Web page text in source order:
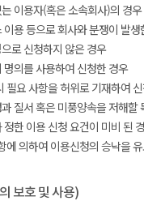
이용자(혹은 소속회사)의 경우
이용 등으로 회사와 분쟁이 발
로 신청하지 않은 경우
명의를 사용하여 신청한 경우
필요 사항을 허위로 기재하여
질서 혹은 미풍양속을 저해할
정한 이용 신청 요건이 미비 된
에 의하여 이용신청의 승낙을
보호 및 사용)